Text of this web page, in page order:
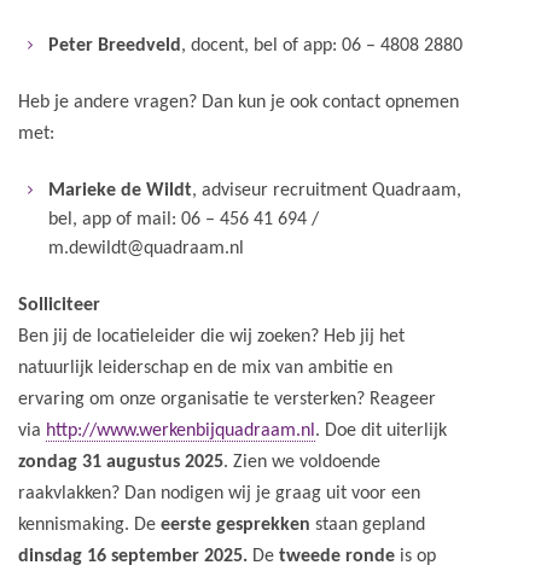
Peter Breedveld , docent, bel of app: 06 – 4808 2880
Heb je andere vragen? Dan kun je ook contact opnemen
met:
Marieke de Wildt, adviseur recruitment Quadraam,
bel, app of mail: 06 – 456 41 694 /
m.dewildt@quadraam.nl
Solliciteer
Ben jij de locatieleider die wij zoeken? Heb jij het
natuurlijk leiderschap en de mix van ambitie en
ervaring om onze organisatie te versterken? Reageer
via http://www.werkenbijquadraam.nl . Doe dit uiterlijk
zondag 31 augustus 2025. Zien we voldoende
raakvlakken? Dan nodigen wij je graag uit voor een
kennismaking. De eerste gesprekken staan gepland
dinsdag 16 september 2025. De tweede ronde is op